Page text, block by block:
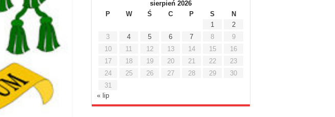
sierpień 2026
P
W Ś C P S
N
1
2
3
4 5 6 7 8
9
10
11 12 13 14 15
16
17
18 19 20 21 22
23
24
25 26 27 28 29
30
31
« lip